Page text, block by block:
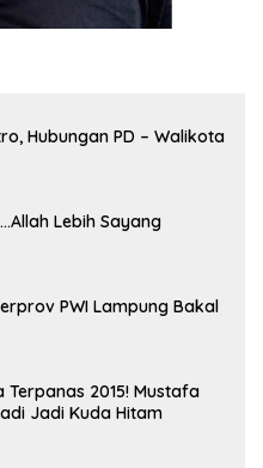
Hubungan PD – Walikota
Lebih Sayang
PWI Lampung Bakal
2015! Mustafa
Jadi Kuda Hitam